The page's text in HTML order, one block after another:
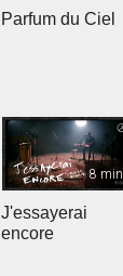
Parfum du Ciel
8 min
J'essayerai
encore